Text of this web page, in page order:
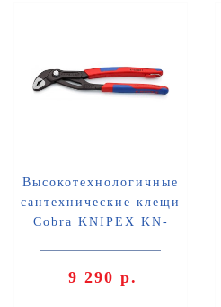
Высокотехнологичные
сантехнические клещи
Cobra KNIPEX KN-
9 290 р.